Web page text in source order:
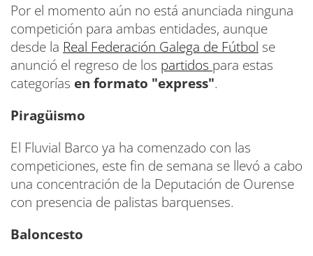
Por el momento aún no está anunciada ninguna
competición para ambas entidades, aunque
desde la Real Federación Galega de Fútbol se
anunció el regreso de los partidos para estas
categorías en formato "express".
Piragüismo
El Fluvial Barco ya ha comenzado con las
competiciones, este fin de semana se llevó a cabo
una concentración de la Deputación de Ourense
con presencia de palistas barquenses.
Baloncesto